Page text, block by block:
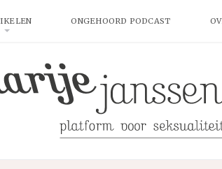
ONGEHOORD PODCAST